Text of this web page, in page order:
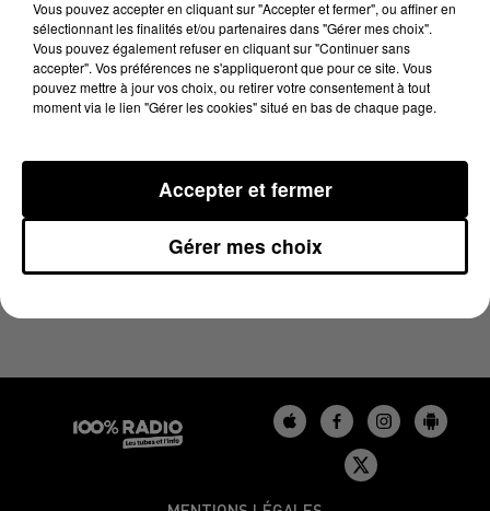
6 novembre 2024 - 1 min 15 sec
L'AGENDA DU LOT DU 06/11/2024 À 07H50
Vous pouvez accepter en cliquant sur "Accepter et fermer", ou affiner en
sélectionnant les finalités et/ou partenaires dans "Gérer mes choix".
Vous pouvez également refuser en cliquant sur "Continuer sans
accepter". Vos préférences ne s'appliqueront que pour ce site. Vous
pouvez mettre à jour vos choix, ou retirer votre consentement à tout
moment via le lien "Gérer les cookies" situé en bas de chaque page.
Gérer mes choix
Accepter et fermer